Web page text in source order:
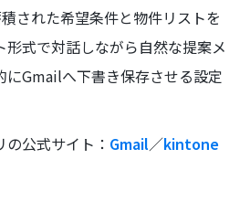
された希望条件と物件リストを
式で対話しながら自然な提案メ
にGmailへ下書き保存させる設定
公式サイト： Gmail／kintone